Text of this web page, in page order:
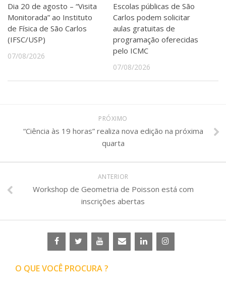
Dia 20 de agosto – “Visita
Monitorada” ao Instituto
de Física de São Carlos
(IFSC/USP)
07/08/2026
Escolas públicas de São
Carlos podem solicitar
aulas gratuitas de
programação oferecidas
pelo ICMC
07/08/2026
PRÓXIMO
“Ciência às 19 horas” realiza nova edição na próxima
quarta
ANTERIOR
Workshop de Geometria de Poisson está com
inscrições abertas
O QUE VOCÊ PROCURA ?